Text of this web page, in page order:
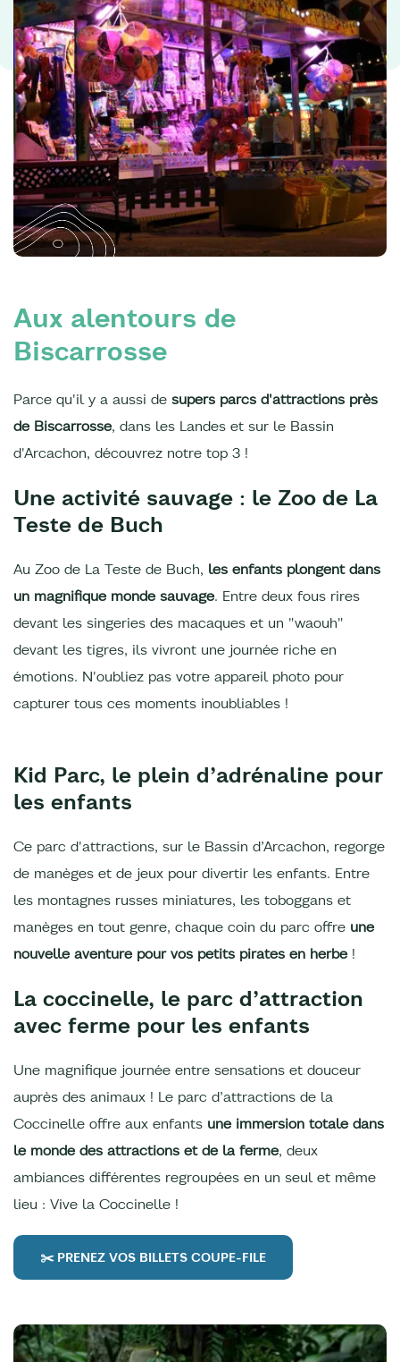
Aux alentours de
Biscarrosse
Parce qu'il y a aussi de supers parcs d'attractions près
de Biscarrosse, dans les Landes et sur le Bassin
d'Arcachon, découvrez notre top 3 !
Une activité sauvage : le Zoo de La
Teste de Buch
Au Zoo de La Teste de Buch, les enfants plongent dans
un magnifique monde sauvage. Entre deux fous rires
devant les singeries des macaques et un "waouh"
devant les tigres, ils vivront une journée riche en
émotions. N'oubliez pas votre appareil photo pour
capturer tous ces moments inoubliables !
Kid Parc, le plein d’adrénaline pour
les enfants
Ce parc d'attractions, sur le Bassin d’Arcachon, regorge
de manèges et de jeux pour divertir les enfants. Entre
les montagnes russes miniatures, les toboggans et
manèges en tout genre, chaque coin du parc offre une
nouvelle aventure pour vos petits pirates en herbe!
La coccinelle, le parc d’attraction
avec ferme pour les enfants
Une magnifique journée entre sensations et douceur
auprès des animaux ! Le parc d’attractions de la
Coccinelle offre aux enfants une immersion totale dans
le monde des attractions et de la ferme, deux
ambiances différentes regroupées en un seul et même
lieu : Vive la Coccinelle !
✂️ PRENEZ VOS BILLETS COUPE-FILE